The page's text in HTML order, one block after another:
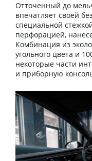
Отточенный до
впечатляет своей
специальной
перфорацией,
Комбинация из
угольного цвета и
некоторые части
и приборную